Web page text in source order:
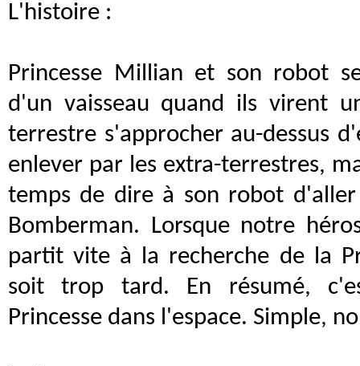
L'histoire :
Princesse Millian et son robot
d'un vaisseau quand ils virent
terrestre s'approcher au-dessus
enlever par les extra-terrestres,
temps de dire à son robot
Bomberman. Lorsque notre
partit vite à la recherche de la
soit trop tard. En résumé,
Princesse dans l'espace. Simple,